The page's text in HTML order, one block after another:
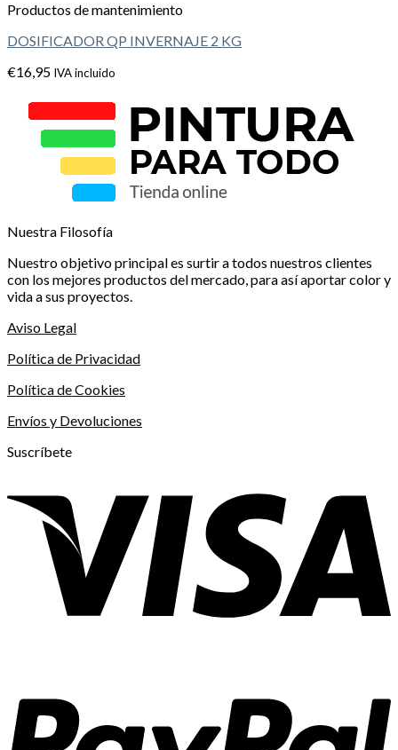
Productos de mantenimiento
DOSIFICADOR QP INVERNAJE 2 KG
€16,95 IVA incluido
Nuestra Filosofía
Nuestro objetivo principal es surtir a todos nuestros clientes
con los mejores productos del mercado, para así aportar color y
vida a sus proyectos.
Aviso Legal
Política de Privacidad
Política de Cookies
Envíos y Devoluciones
Suscríbete